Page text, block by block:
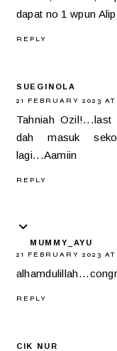
dapat no 1 wpun
REPLY
SUEGINOLA
21 FEBRUARY 2023 AT
Tahniah
dah masuk
lagi...Aamiin
REPLY
MUMMY_AYU
21 FEBRUARY 2023 AT
REPLY
CIK NUR